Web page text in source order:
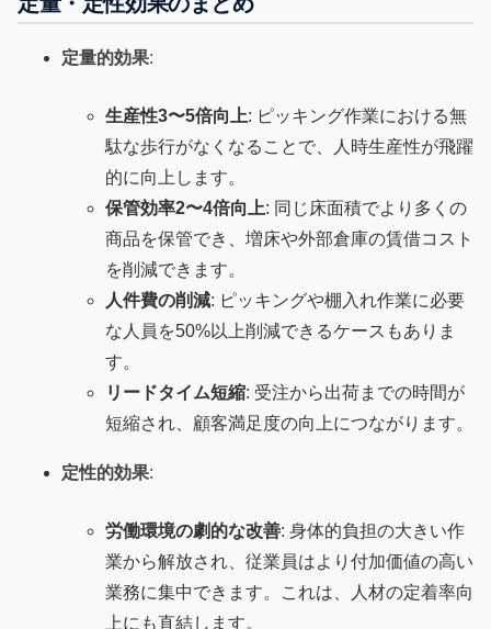
定量的効果:
生産性3〜5倍向上: ピッキング作業における無
駄な歩行がなくなることで、人時生産性が飛躍
的に向上します。
保管効率2〜4倍向上: 同じ床面積でより多くの
商品を保管でき、増床や外部倉庫の賃借コスト
を削減できます。
人件費の削減: ピッキングや棚入れ作業に必要
な人員を50%以上削減できるケースもありま
す。
リードタイム短縮: 受注から出荷までの時間が
短縮され、顧客満足度の向上につながります。
定性的効果:
労働環境の劇的な改善: 身体的負担の大きい作
業から解放され、従業員はより付加価値の高い
業務に集中できます。これは、人材の定着率向
上にも直結します。